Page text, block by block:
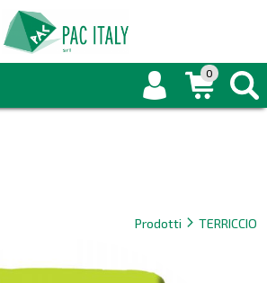
0
Prodotti arrow_forward_ios TERRICCIO